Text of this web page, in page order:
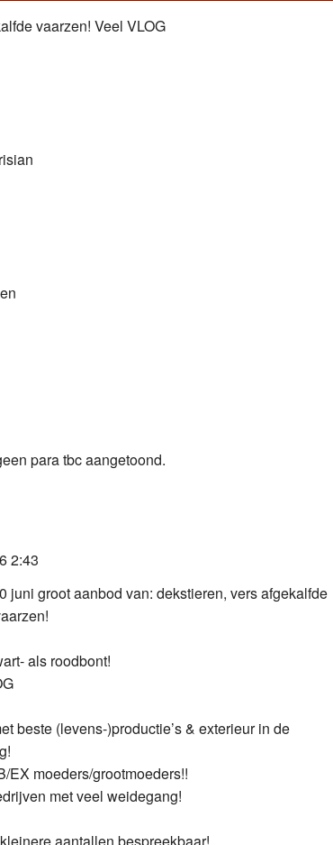
vaarzen! Veel VLOG
para tbc aangetoond.
2:43
juni groot aanbod van: dekstieren, vers afgekalfde
als roodbont!
beste (levens-)productie’s & exterieur in de
EX moeders/grootmoeders!!
met veel weidegang!